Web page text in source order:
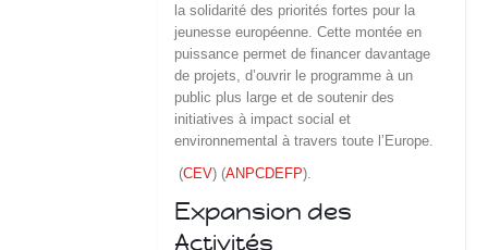
la solidarité des priorités fortes pour la
jeunesse européenne. Cette montée en
puissance permet de financer davantage
de projets, d’ouvrir le programme à un
public plus large et de soutenir des
initiatives à impact social et
environnemental à travers toute l’Europe.
(CEV) (ANPCDEFP)​.
Expansion des
Activités